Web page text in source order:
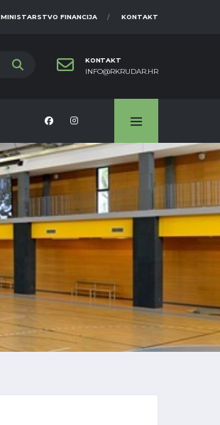
MINISTARSTVO FINANCIJA KONTAKT
KONTAKT
INFO@RKRUDAR.HR